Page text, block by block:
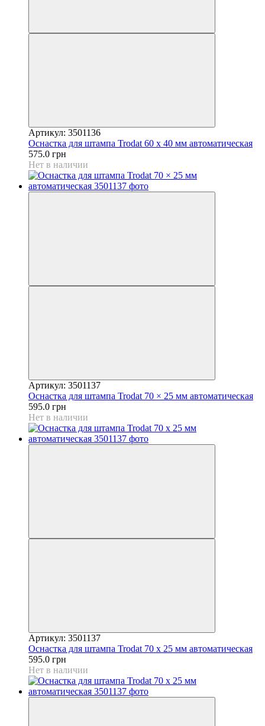
Артикул: 3501136
Оснастка для штампа Trodat 60 х 40 мм автоматическая
575.0 грн
Нет в наличии
Артикул: 3501137
Оснастка для штампа Trodat 70 × 25 мм автоматическая
595.0 грн
Нет в наличии
Артикул: 3501137
Оснастка для штампа Trodat 70 х 25 мм автоматическая
595.0 грн
Нет в наличии